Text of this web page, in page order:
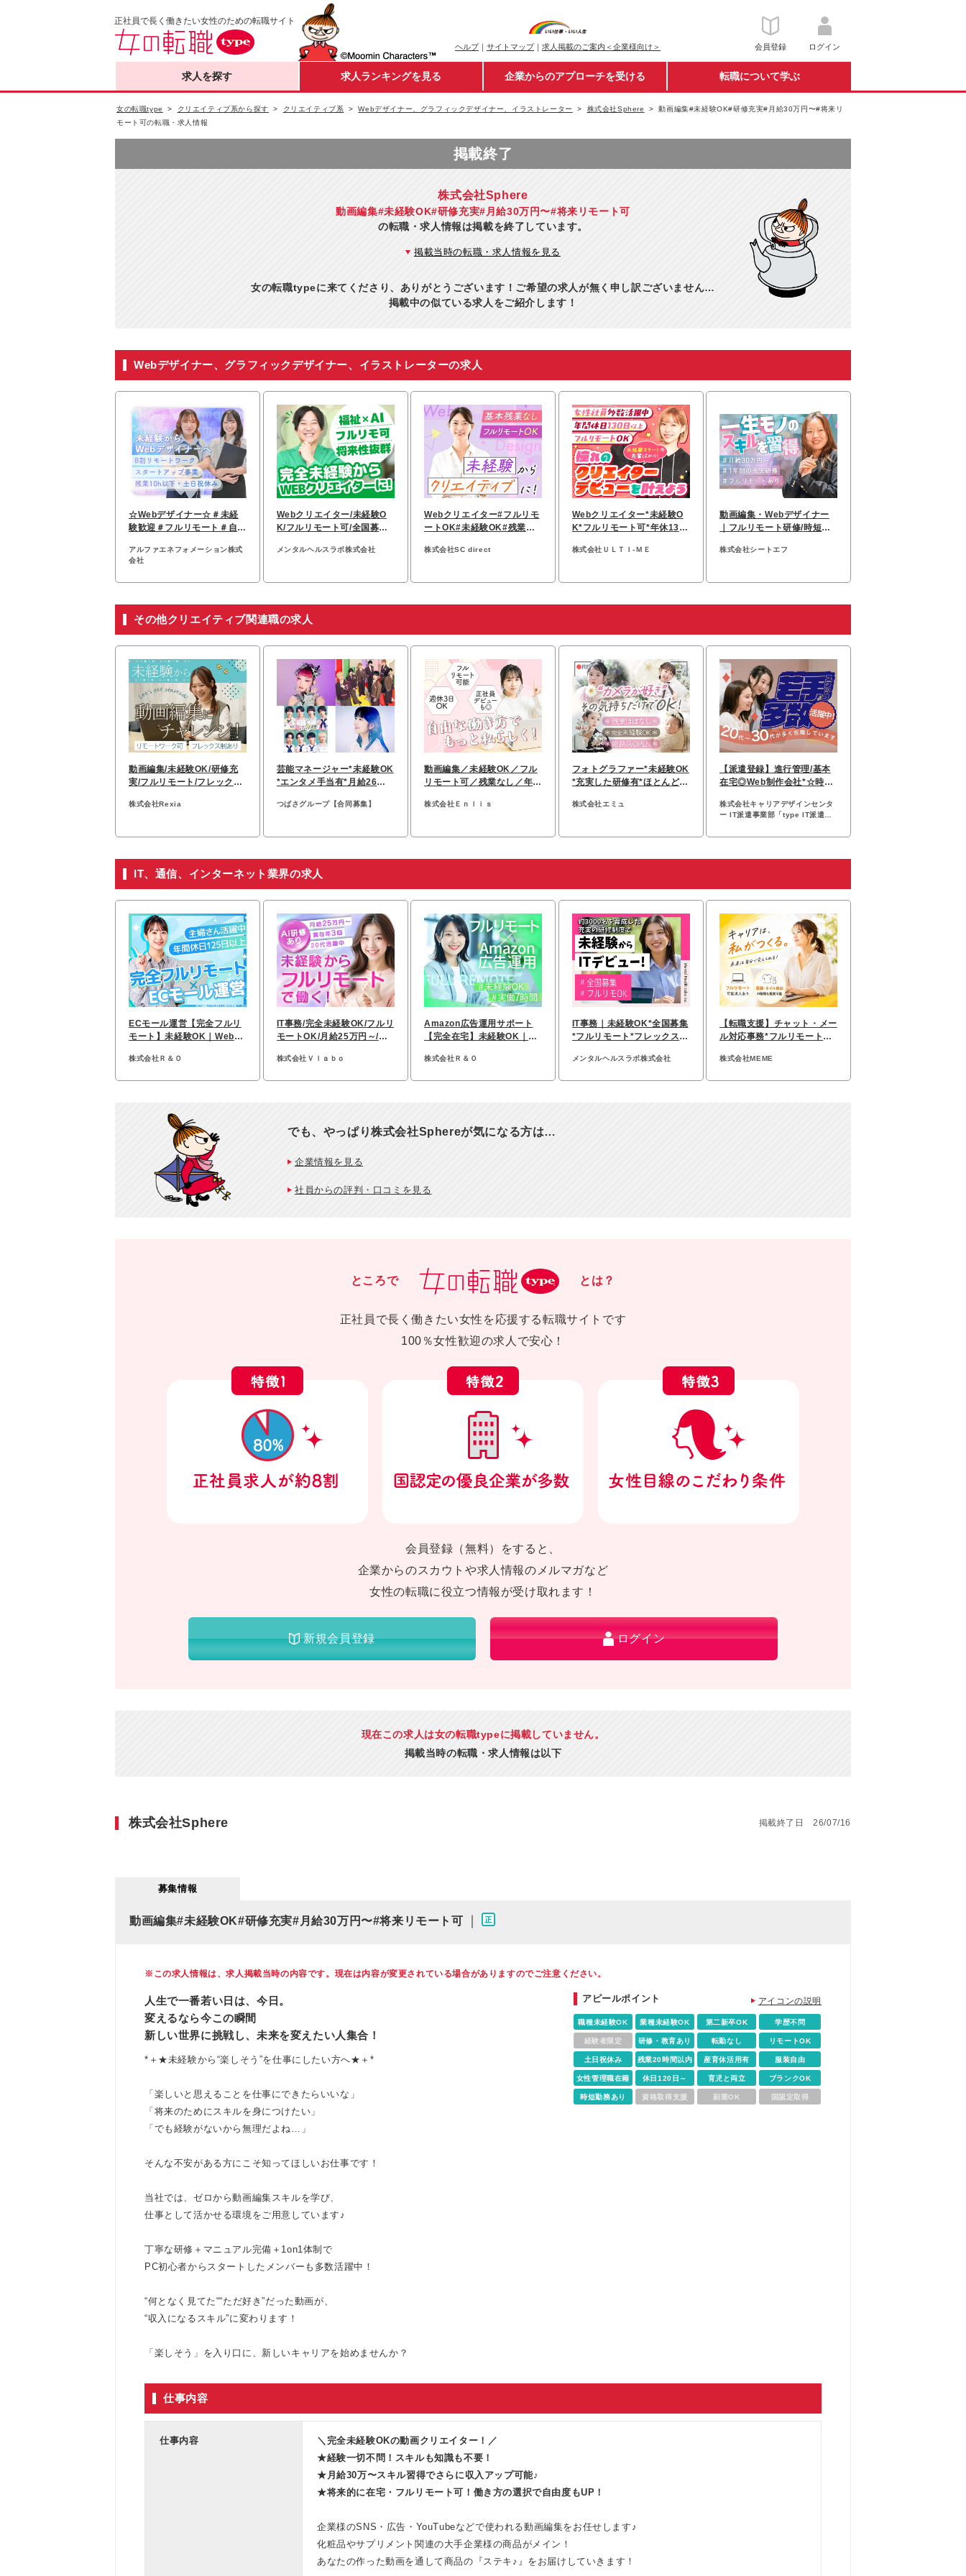
正社員で長く働きたい女性のための転職サイト
ヘルプ｜ サイトマップ｜ 求人掲載のご案内＜企業様向け＞ 会員登録 ログイン
求人を探す 求人ランキングを見る 企業からのアプローチを受ける 転職について学ぶ
女の転職type クリエイティブ系から探す クリエイティブ系 Webデザイナー、グラフィックデザイナー、イラストレーター 株式会社Sphere
動画編集#未経験OK#研修充実#月給30万円〜#将来リ
モート可の転職・求人情報
掲載終了
株式会社Sphere
動画編集#未経験OK#研修充実#月給30万円〜#将来リモート可
の転職・求人情報は掲載を終了しています。
掲載当時の転職・求人情報を見る
女の転職typeに来てくださり、ありがとうございます！ご希望の求人が無く申し訳ございません…
掲載中の似ている求人をご紹介します！
Webデザイナー、グラフィックデザイナー、イラストレーターの求人
☆Webデザイナー☆＃未経
験歓迎＃フルリモート＃自社
アルファエネフォメーション株式
会社
Webクリエイター/未経験O
K/フルリモート可/全国募集/
メンタルヘルスラボ株式会社
Webクリエイター#フルリモ
ートOK#未経験OK#残業月
株式会社SC direct
Webクリエイター*未経験O
K*フルリモート可*年休130
株式会社ＵＬＴＩ‐ＭＥ
動画編集・Webデザイナー
｜フルリモート研修/時短可/
株式会社シートエフ
その他クリエイティブ関連職の求人
動画編集/未経験OK/研修充
実/フルリモート/フレックス
株式会社Rexia
芸能マネージャー*未経験OK
*エンタメ手当有*月給26万
つばさグループ【合同募集】
動画編集／未経験OK／フル
リモート可／残業なし／年休
株式会社Ｅｎｌｉｓ
フォトグラファー*未経験OK
*充実した研修有*ほとんど未
株式会社エミュ
【派遣登録】進行管理/基本
在宅◎Web制作会社*☆時短
株式会社キャリアデザインセンタ
ー IT派遣事業部「type IT派遣」
IT、通信、インターネット業界の求人
ECモール運営【完全フルリ
モート】未経験OK｜Web面
株式会社Ｒ＆Ｏ
IT事務/完全未経験OK/フルリ
モートOK/月給25万円～/有
株式会社Ｖｌａｂｏ
Amazon広告運用サポート
【完全在宅】未経験OK｜実
株式会社Ｒ＆Ｏ
IT事務｜未経験OK*全国募集
*フルリモート*フレックス*
メンタルヘルスラボ株式会社
【転職⽀援】チャット・メー
ル対応事務*フルリモートOK
株式会社MEME
でも、やっぱり株式会社Sphereが気になる方は…
企業情報を見る
社員からの評判・口コミを見る
ところで とは？
正社員で長く働きたい女性を応援する転職サイトです
100％女性歓迎の求人で安心！
会員登録（無料）をすると、
企業からのスカウトや求人情報のメルマガなど
女性の転職に役立つ情報が受け取れます！
新規会員登録 ログイン
現在この求人は女の転職typeに掲載していません。
掲載当時の転職・求人情報は以下
株式会社Sphere 掲載終了日 26/07/16
募集情報
動画編集#未経験OK#研修充実#月給30万円〜#将来リモート可
※この求人情報は、求人掲載当時の内容です。現在は内容が変更されている場合がありますのでご注意ください。
人生で一番若い日は、今日。
変えるなら今この瞬間
新しい世界に挑戦し、未来を変えたい人集合！
*＋★未経験から“楽しそう”を仕事にしたい方へ★＋*
「楽しいと思えることを仕事にできたらいいな」
「将来のためにスキルを身につけたい」
「でも経験がないから無理だよね…」
そんな不安がある方にこそ知ってほしいお仕事です！
当社では、ゼロから動画編集スキルを学び、
仕事として活かせる環境をご用意しています♪
丁寧な研修＋マニュアル完備＋1on1体制で
PC初心者からスタートしたメンバーも多数活躍中！
“何となく見てた““ただ好き”だった動画が、
“収入になるスキル”に変わります！
「楽しそう」を入り口に、新しいキャリアを始めませんか？
アピールポイント アイコンの説明
職種未経験OK 業種未経験OK 第二新卒OK 学歴不問
経験者限定 研修・教育あり 転勤なし リモートOK
土日祝休み 残業20時間以内 産育休活用有 服装自由
女性管理職在籍 休日120日～ 育児と両立 ブランクOK
時短勤務あり 資格取得支援 副業OK 国認定取得
仕事内容
仕事内容
＼完全未経験OKの動画クリエイター！／
★経験一切不問！スキルも知識も不要！
★月給30万〜スキル習得でさらに収入アップ可能♪
★将来的に在宅・フルリモート可！働き方の選択で自由度もUP！
企業様のSNS・広告・YouTubeなどで使われる動画編集をお任せします♪
化粧品やサプリメント関連の大手企業様の商品がメイン！
あなたの作った動画を通して商品の『ステキ♪』をお届けしていきます！